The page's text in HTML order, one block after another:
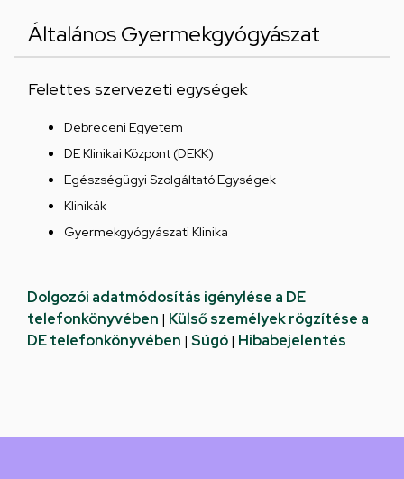
Általános Gyermekgyógyászat
Felettes szervezeti egységek
Debreceni Egyetem
DE Klinikai Központ (DEKK)
Egészségügyi Szolgáltató Egységek
Klinikák
Gyermekgyógyászati Klinika
Dolgozói adatmódosítás igénylése a DE
telefonkönyvében | Külső személyek rögzítése a
DE telefonkönyvében | Súgó| Hibabejelentés